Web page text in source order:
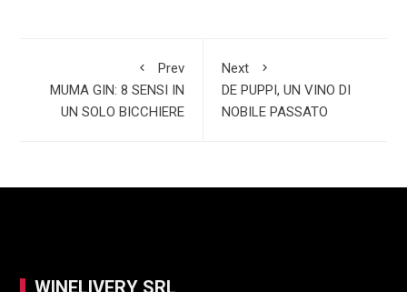
Prev
MUMA GIN: 8 SENSI IN
UN SOLO BICCHIERE
Next
DE PUPPI, UN VINO DI
NOBILE PASSATO